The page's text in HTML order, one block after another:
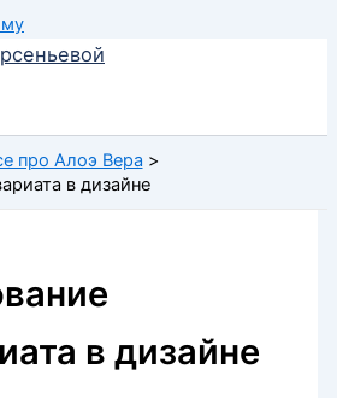
про Алоэ Вера
в дизайне
в дизайне